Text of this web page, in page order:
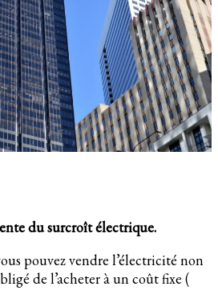
du surcroît électrique.
pouvez vendre l’électricité non
de l’acheter à un coût fixe (